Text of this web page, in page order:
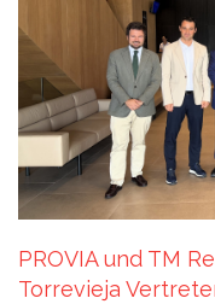
PROVIA und TM
Torrevieja